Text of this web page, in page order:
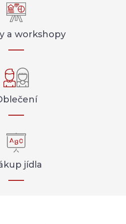
a workshopy
jídla